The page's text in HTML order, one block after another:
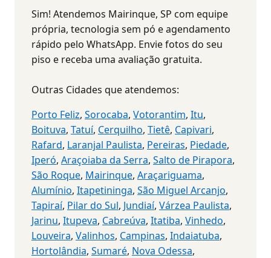
Sim! Atendemos Mairinque, SP com equipe
própria, tecnologia sem pó e agendamento
rápido pelo WhatsApp. Envie fotos do seu
piso e receba uma avaliação gratuita.
Outras Cidades que atendemos:
Porto Feliz, Sorocaba, Votorantim, Itu,
Boituva, Tatuí, Cerquilho, Tietê, Capivari,
Rafard, Laranjal Paulista, Pereiras, Piedade,
Iperó, Araçoiaba da Serra, Salto de Pirapora,
São Roque, Mairinque, Araçariguama,
Alumínio, Itapetininga, São Miguel Arcanjo,
Tapiraí, Pilar do Sul, Jundiaí, Várzea Paulista,
Jarinu, Itupeva, Cabreúva, Itatiba, Vinhedo,
Louveira, Valinhos, Campinas, Indaiatuba,
Hortolândia, Sumaré, Nova Odessa,